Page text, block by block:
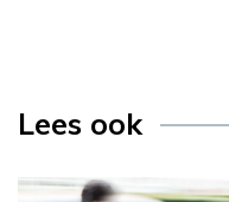
Lees ook